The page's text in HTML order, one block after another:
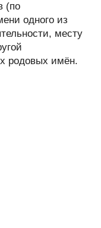
(по
одного из
месту
родовых имён.